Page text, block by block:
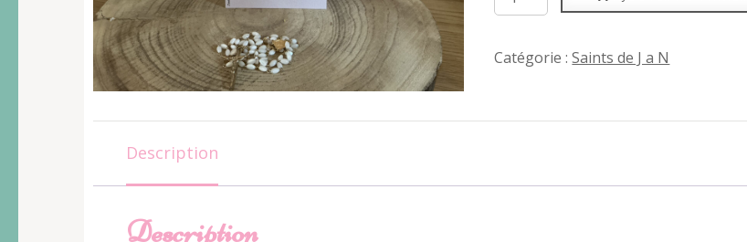
de
Catégorie :Saints de J a N
Description
Description